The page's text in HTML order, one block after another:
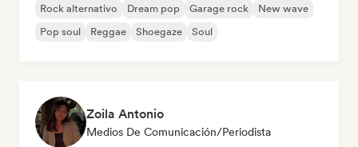
Rock alternativo Dream pop Garage rock
New wave
Pop soul
Reggae Shoegaze Soul
Zoila Antonio
Medios De Comunicación/Periodista